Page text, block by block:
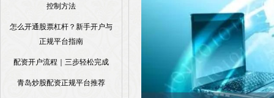
控制方法
怎么开通股票杠杆？新手开户与
正规平台指南
配资开户流程｜三步轻松完成
青岛炒股配资正规平台推荐